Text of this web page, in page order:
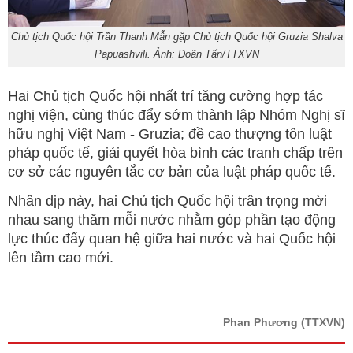
Chủ tịch Quốc hội Trần Thanh Mẫn gặp Chủ tịch Quốc hội Gruzia Shalva
Papuashvili. Ảnh: Doãn Tấn/TTXVN
Hai Chủ tịch Quốc hội nhất trí tăng cường hợp tác
nghị viện, cùng thúc đẩy sớm thành lập Nhóm Nghị sĩ
hữu nghị Việt Nam - Gruzia; đề cao thượng tôn luật
pháp quốc tế, giải quyết hòa bình các tranh chấp trên
cơ sở các nguyên tắc cơ bản của luật pháp quốc tế.
Nhân dịp này, hai Chủ tịch Quốc hội trân trọng mời
nhau sang thăm mỗi nước nhằm góp phần tạo động
lực thúc đẩy quan hệ giữa hai nước và hai Quốc hội
lên tầm cao mới.
Phan Phương (TTXVN)